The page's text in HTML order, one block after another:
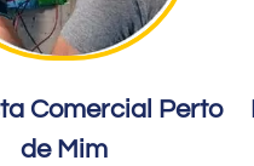
Comercial Perto
de Mim